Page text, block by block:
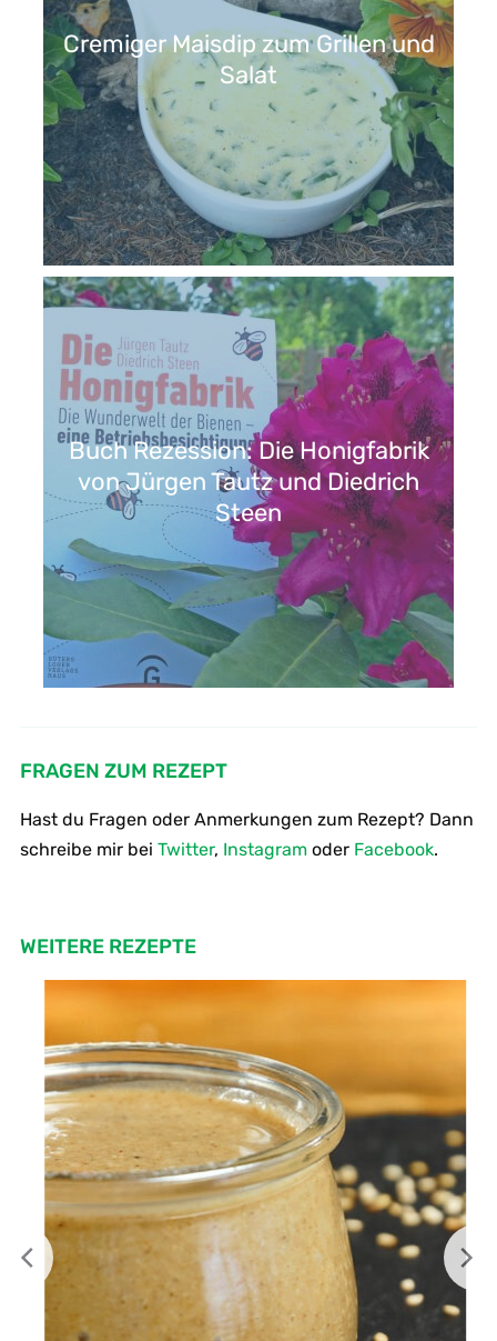
Cremiger Maisdip zum Grillen und
Salat
Buch Rezession: Die Honigfabrik
von Jürgen Tautz und Diedrich
Steen
FRAGEN ZUM REZEPT
Hast du Fragen oder Anmerkungen zum Rezept? Dann
schreibe mir bei Twitter, Instagramoder Facebook.
WEITERE REZEPTE